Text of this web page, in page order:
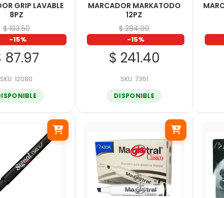
GRIP LAVABLE
8PZ
$ 103.50
-15%
87.97
SKU: 12080
MARCADOR MARKATODO
12PZ
$ 284.00
-15%
$ 241.40
SKU: 7361
DISPONIBLE